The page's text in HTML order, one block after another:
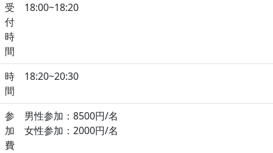
受
付
時
間
18:00~18:20
時
間
18:20~20:30
参
加
費
男性参加：8500円/名
女性参加：2000円/名